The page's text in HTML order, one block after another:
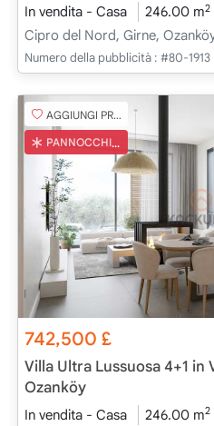
In vendita - Casa 246.00 m2
Cipro del Nord, Girne,
Numero della pubblicità : #80-
AGGIUNGI PREFERITO
PANNOCCHIA TURCA
742,500£
Villa Ultra Lussuosa 4+1 in
Ozanköy
In vendita - Casa 246.00 m2